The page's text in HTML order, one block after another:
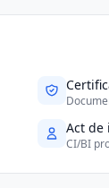
Act de
CI/BI